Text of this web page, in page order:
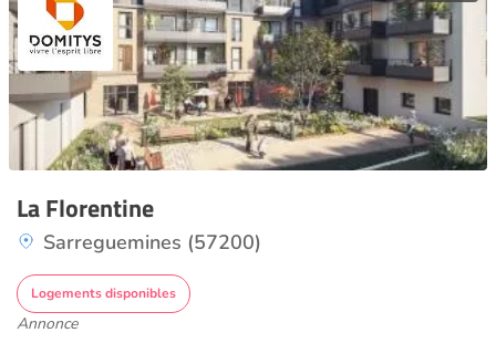
La Florentine
Sarreguemines (57200)
Logements disponibles
Annonce